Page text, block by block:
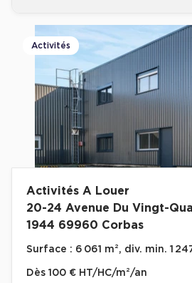
Plateaux opérés
Plateaux opérés à Paris
Plateaux opérés à Lyon
Plateaux opérés à Neuilly-sur-Seine
Plateaux opérés à Saint-Ouen
Plateaux opérés à Boulogne-
Bureaux privés avec terrasse
Activités
Activités A Louer
20-24 Avenue Du Vingt-
1944 69960 Corbas
Surface : 6 061 m², div. min. 1
Dès 100 € HT/HC/m²/an